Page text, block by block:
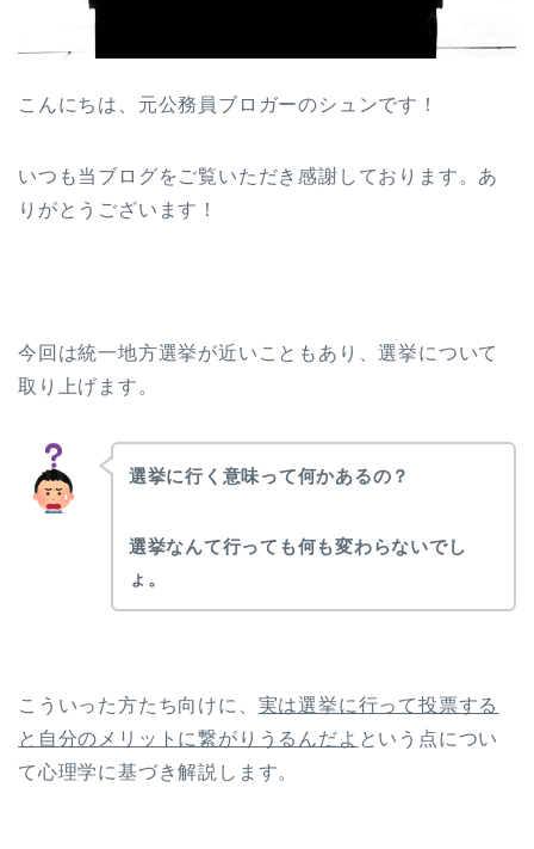
こんにちは、元公務員ブロガーのシュンです！
いつも当ブログをご覧いただき感謝しております。あ
りがとうございます！
今回は統一地方選挙が近いこともあり、選挙について
取り上げます。
選挙に行く意味って何かあるの？
選挙なんて行っても何も変わらないでし
ょ。
こういった方たち向けに、 実は選挙に行って投票する
と自分のメリットに繋がりうるんだよ という点につい
て心理学に基づき解説します。